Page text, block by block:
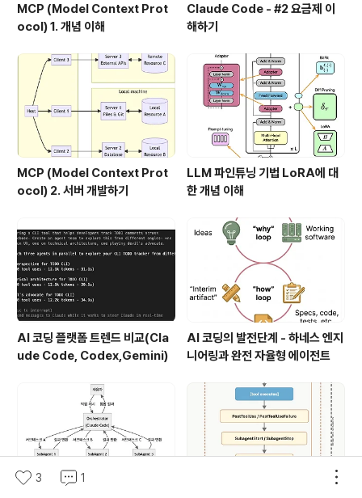
MCP (Model Context Prot
ocol) 1. 개념 이해
Claude Code - #2 요금제 이
해하기
MCP (Model Context Prot
ocol) 2. 서버 개발하기
LLM 파인튜닝 기법 LoRA에 대
한 개념 이해
AI 코딩 플랫폼 트렌드 비교(Cla
ude Code, Codex,Gemini)
AI 코딩의 발전단계 - 하네스 엔지
니어링과 완전 자율형 에이전트
3 1